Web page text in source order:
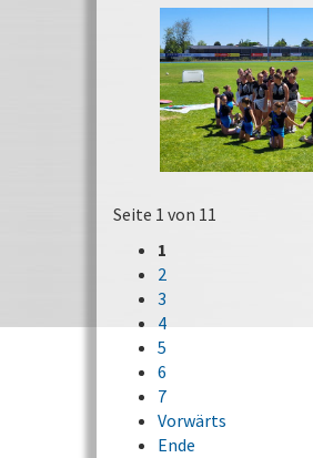
Seite 1 von 11
1
2
3
4
5
6
7
Vorwärts
Ende